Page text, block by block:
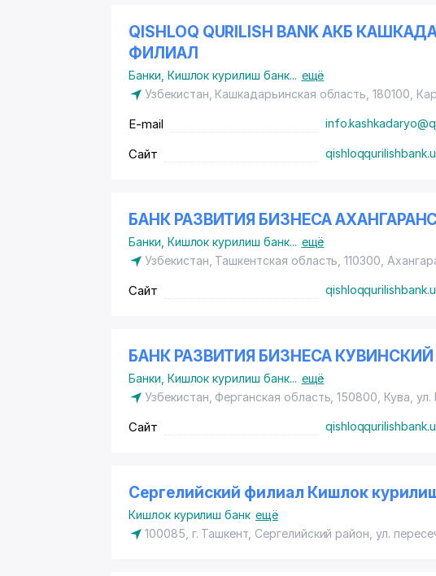
QISHLOQ QURILISH BANK АКБ
ФИЛИАЛ
Банки Кишлок курилиш банк... ещё
Узбекистан, Кашкадарьинская область, 180100,
E-mail
Сайт
БАНК РАЗВИТИЯ БИЗНЕСА
Банки Кишлок курилиш банк... ещё
Узбекистан, Ташкентская область, 110300,
Сайт
БАНК РАЗВИТИЯ БИЗНЕСА
Банки Кишлок курилиш банк... ещё
Узбекистан, Ферганская область, 150800, Кува,
Сайт
Сергелийский филиал Кишлок
Кишлок курилиш банк ещё
100085, г. Ташкент, Сергелийский район , ул.